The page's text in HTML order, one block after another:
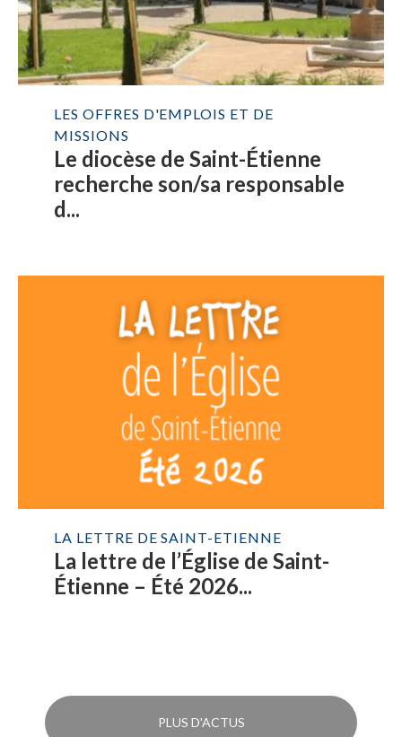
LES OFFRES D'EMPLOIS ET DE
MISSIONS
Le diocèse de Saint-Étienne
recherche son/sa responsable
d...
LA LETTRE DE SAINT-ETIENNE
La lettre de l’Église de Saint-
Étienne – Été 2026...
PLUS D'ACTUS